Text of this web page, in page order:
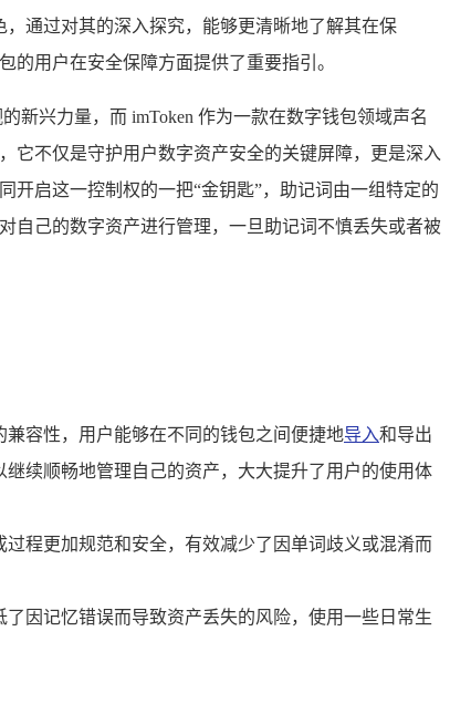
通过对其的深入探究，能够更清晰地了解其在保
的用户在安全保障方面提供了重要指引。
新兴力量，而 imToken 作为一款在数字钱包领域声名
它不仅是守护用户数字资产安全的关键屏障，更是深入
开启这一控制权的一把“金钥匙”，助记词由一组特定的
自己的数字资产进行管理，一旦助记词不慎丢失或者被
容性，用户能够在不同的钱包之间便捷地导入和导出
续顺畅地管理自己的资产，大大提升了用户的使用体
程更加规范和安全，有效减少了因单词歧义或混淆而
因记忆错误而导致资产丢失的风险，使用一些日常生